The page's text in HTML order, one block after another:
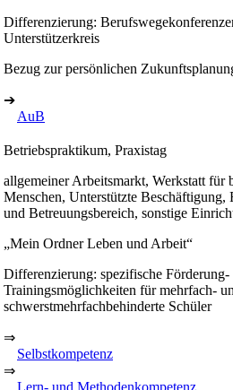
Differenzierung:
Unterstützerkreis
Bezug zur persönlichen
➔
AuB
Betriebspraktikum, Praxistag
allgemeiner Arbeitsmarkt, Werkstatt für
Menschen, Unterstützte Beschäftigung,
und Betreuungsbereich, sonstige
„Mein Ordner Leben und Arbeit“
Differenzierung: spezifische Förderung-
Trainingsmöglichkeiten für mehrfach-
schwerstmehrfachbehinderte Schüler
⇒
Selbstkompetenz
⇒
Lern- und Methodenkompetenz